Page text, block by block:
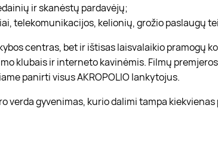
ir skanėstų pardavėjų;
telekomunikacijos, kelionių, grožio paslaugų
centras, bet ir ištisas laisvalaikio pramogų
klubais ir interneto kavinėmis. Filmų
panirti visus AKROPOLIO lankytojus.
verda gyvenimas, kurio dalimi tampa